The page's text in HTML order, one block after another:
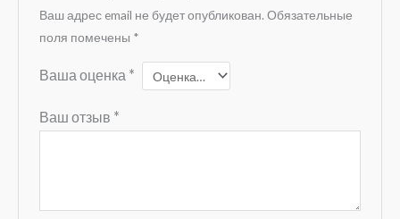
Ваш адрес email не будет опубликован. Обязательные
поля помечены *
Ваша оценка *
Ваш отзыв *